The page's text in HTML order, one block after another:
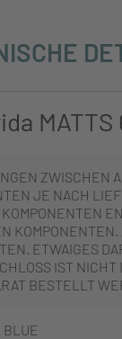
ZWISCHEN
JE NACH
ETWAIGES
IST
BESTELLT
BLUE